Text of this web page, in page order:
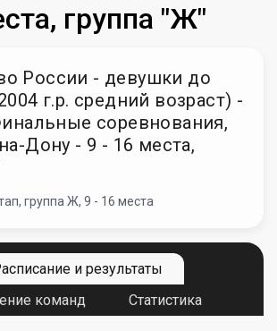
группа "Ж"
России - девушки до
г.р. средний возраст) -
соревнования,
Дону - 9 - 16 места,
группа Ж, 9 - 16 места
и результаты
команд
Статистика